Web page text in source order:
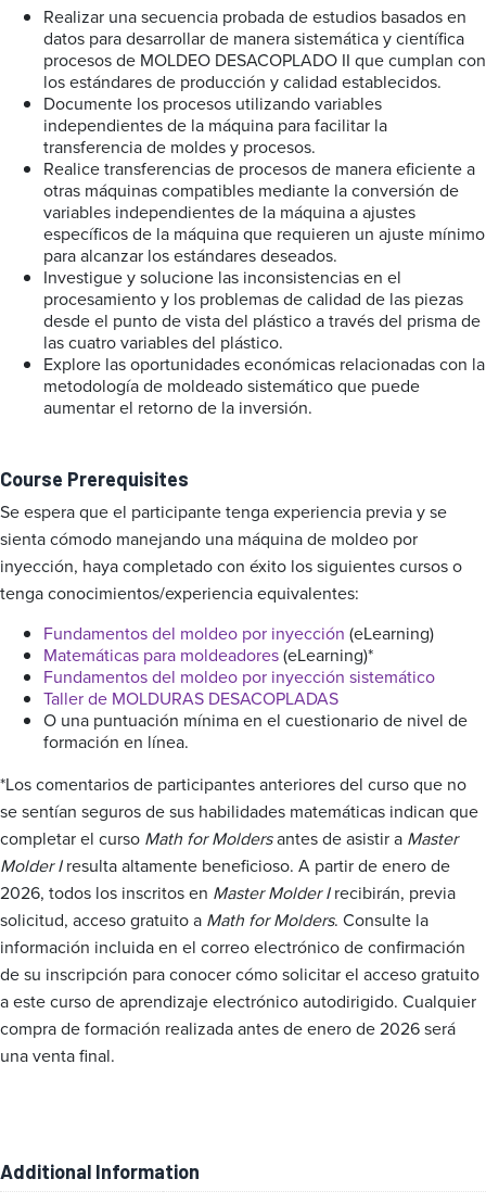
Realizar una secuencia probada de estudios basados en
datos para desarrollar de manera sistemática y científica
procesos de MOLDEO DESACOPLADO II que cumplan con
los estándares de producción y calidad establecidos.
Documente los procesos utilizando variables
independientes de la máquina para facilitar la
transferencia de moldes y procesos.
Realice transferencias de procesos de manera eficiente a
otras máquinas compatibles mediante la conversión de
variables independientes de la máquina a ajustes
específicos de la máquina que requieren un ajuste mínimo
para alcanzar los estándares deseados.
Investigue y solucione las inconsistencias en el
procesamiento y los problemas de calidad de las piezas
desde el punto de vista del plástico a través del prisma de
las cuatro variables del plástico.
Explore las oportunidades económicas relacionadas con la
metodología de moldeado sistemático que puede
aumentar el retorno de la inversión.
Course Prerequisites
Se espera que el participante tenga experiencia previa y se
sienta cómodo manejando una máquina de moldeo por
inyección, haya completado con éxito los siguientes cursos o
tenga conocimientos/experiencia equivalentes:
Fundamentos del moldeo por inyección (eLearning)
Matemáticas para moldeadores(eLearning)*
Fundamentos del moldeo por inyección sistemático
Taller de MOLDURAS DESACOPLADAS
O una puntuación mínima en el cuestionario de nivel de
formación en línea.
*Los comentarios de participantes anteriores del curso que no
se sentían seguros de sus habilidades matemáticas indican que
completar el curso Math for Moldersantes de asistir a Master
Molder Iresulta altamente beneficioso. A partir de enero de
2026, todos los inscritos en Master Molder Irecibirán, previa
solicitud, acceso gratuito a Math for Molders. Consulte la
información incluida en el correo electrónico de confirmación
de su inscripción para conocer cómo solicitar el acceso gratuito
a este curso de aprendizaje electrónico autodirigido. Cualquier
compra de formación realizada antes de enero de 2026 será
una venta final.
Additional Information